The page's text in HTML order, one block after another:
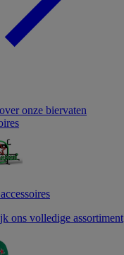
onze biervaten
ons volledige assortiment